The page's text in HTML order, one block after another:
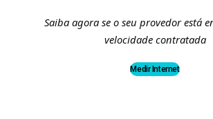
Saiba agora se o seu provedor está
velocidade contratada
Medir Internet